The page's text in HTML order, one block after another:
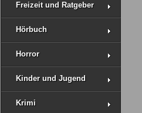
Freizeit und Ratgeber
Hörbuch
Horror
Kinder und Jugend
Krimi